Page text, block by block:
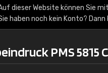
dieser Website können Sie
haben noch kein Konto?
PMS 5815 C